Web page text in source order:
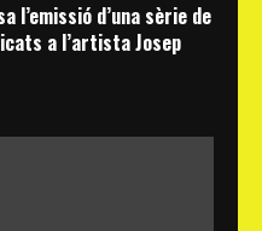
l’emissió d’una sèrie de
a l’artista Josep